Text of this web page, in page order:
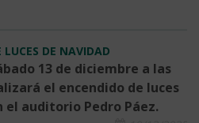
LUCES DE NAVIDAD
13 de diciembre a las
el encendido de luces
el auditorio Pedro Páez.